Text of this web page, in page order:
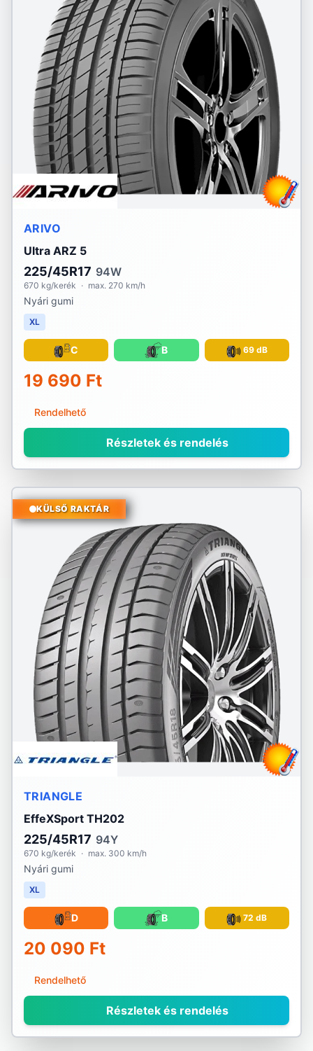
ARIVO
Ultra ARZ 5
225/45R17 94W
670 kg/kerék · max. 270 km/h
Nyári gumi
XL
C B 69 dB
19 690 Ft
Rendelhető
Részletek és rendelés
KÜLSŐ RAKTÁR
TRIANGLE
EffeXSport TH202
225/45R17 94Y
670 kg/kerék · max. 300 km/h
Nyári gumi
XL
D B 72 dB
20 090 Ft
Rendelhető
Részletek és rendelés